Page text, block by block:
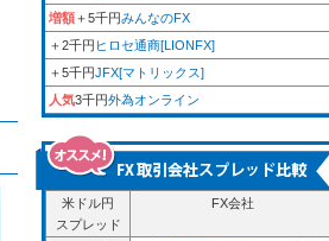
増額＋5千円みんなのFX
＋2千円 ヒロセ通商[LIONFX]
＋5千円JFX[マトリックス]
人気3千円外為オンライン
米ドル円
スプレッド
FX会社